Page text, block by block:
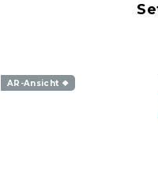
AR-Ansicht ❖